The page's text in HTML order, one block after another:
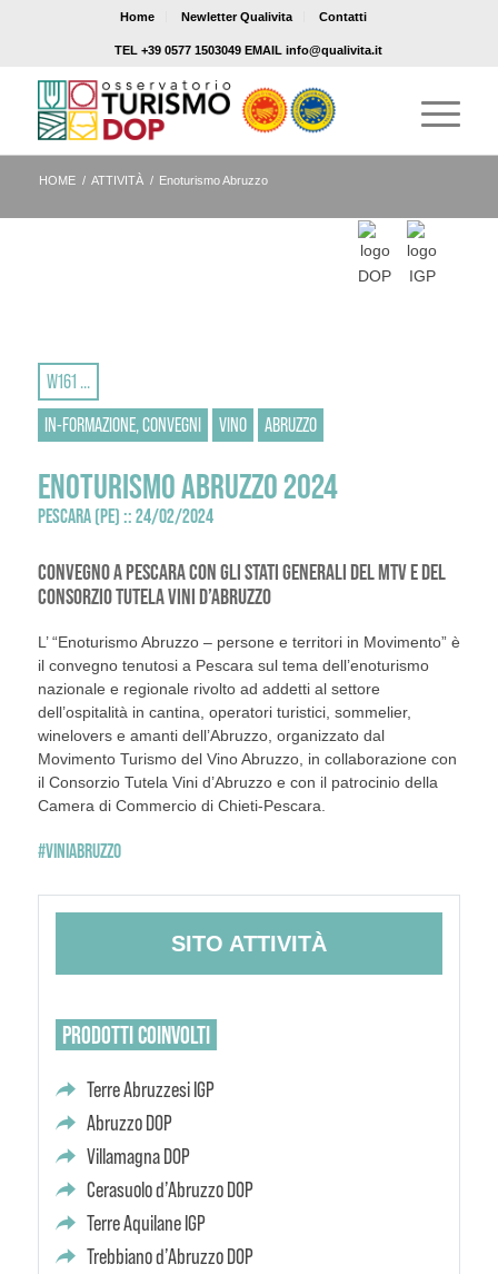
Home Newletter Qualivita Contatti
TEL +39 0577 1503049 EMAIL info@qualivita.it
HOME / ATTIVITÀ / Enoturismo Abruzzo
W161 ...
IN-FORMAZIONE, CONVEGNI
VINO ABRUZZO
ENOTURISMO ABRUZZO 2024
PESCARA (PE) :: 24/02/2024
CONVEGNO A PESCARA CON GLI STATI GENERALI DEL MTV E DEL
CONSORZIO TUTELA VINI D’ABRUZZO
L’ “Enoturismo Abruzzo – persone e territori in Movimento” è
il convegno tenutosi a Pescara sul tema dell’enoturismo
nazionale e regionale rivolto ad addetti al settore
dell’ospitalità in cantina, operatori turistici, sommelier,
winelovers e amanti dell’Abruzzo, organizzato dal
Movimento Turismo del Vino Abruzzo, in collaborazione con
il Consorzio Tutela Vini d’Abruzzo e con il patrocinio della
Camera di Commercio di Chieti-Pescara.
#VINIABRUZZO
SITO ATTIVITÀ
PRODOTTICOINVOLTI
Terre Abruzzesi IGP
Abruzzo DOP
Villamagna DOP
Cerasuolo d’Abruzzo DOP
Terre Aquilane IGP
Trebbiano d’Abruzzo DOP